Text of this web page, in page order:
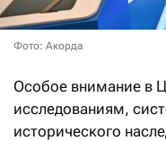
Фото: Акорда
Особое внимание в
исследованиям,
исторического